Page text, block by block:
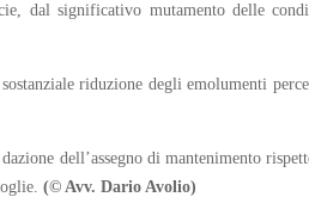
dal significativo mutamento delle
riduzione degli emolumenti
dell’assegno di mantenimento
(© Avv. Dario Avolio)